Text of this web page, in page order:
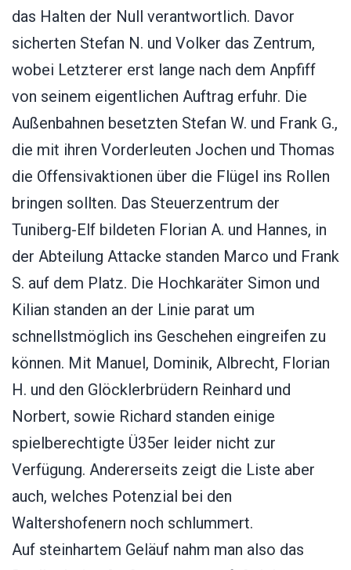
das Halten der Null verantwortlich. Davor
sicherten Stefan N. und Volker das Zentrum,
wobei Letzterer erst lange nach dem Anpfiff
von seinem eigentlichen Auftrag erfuhr. Die
Außenbahnen besetzten Stefan W. und Frank G.,
die mit ihren Vorderleuten Jochen und Thomas
die Offensivaktionen über die Flügel ins Rollen
bringen sollten. Das Steuerzentrum der
Tuniberg-Elf bildeten Florian A. und Hannes, in
der Abteilung Attacke standen Marco und Frank
S. auf dem Platz. Die Hochkaräter Simon und
Kilian standen an der Linie parat um
schnellstmöglich ins Geschehen eingreifen zu
können. Mit Manuel, Dominik, Albrecht, Florian
H. und den Glöcklerbrüdern Reinhard und
Norbert, sowie Richard standen einige
spielberechtigte Ü35er leider nicht zur
Verfügung. Andererseits zeigt die Liste aber
auch, welches Potenzial bei den
Waltershofenern noch schlummert.
Auf steinhartem Geläuf nahm man also das